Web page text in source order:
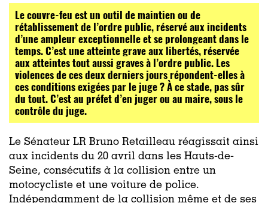
Le couvre-feu est un outil de maintien ou de
rétablissement de l’ordre public, réservé aux incidents
d’une ampleur exceptionnelle et se prolongeant dans le
temps. C’est une atteinte grave aux libertés, réservée
aux atteintes tout aussi graves à l’ordre public. Les
violences de ces deux derniers jours répondent-elles à
ces conditions exigées par le juge ? À ce stade, pas sûr
du tout. C’est au préfet d’en juger ou au maire, sous le
contrôle du juge.
Le Sénateur LR Bruno Retailleau réagissait ainsi
aux incidents du 20 avril dans les Hauts-de-
Seine, consécutifs à la collision entre un
motocycliste et une voiture de police.
Indépendamment de la collision même et de ses